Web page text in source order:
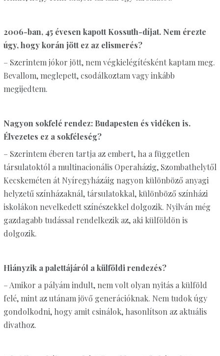
2006-ban, 45 évesen kapott Kossuth-díjat. Nem érezte
úgy, hogy korán jött ez az elismerés?
– Szerintem jókor jött, nem végkielégítésként kaptam meg.
Bevallom, meglepett, csodálkoztam vagy inkább
megijedtem.
Nagyon sokfelé rendez: Budapesten és vidéken is.
Élvezetes ez a sokféleség?
– Szerintem éberen tartja az embert, ha a független
társulatoktól a multinacionális Operaházig, Szombathelytől
Kecskeméten át Nyíregyházáig nagyon különböző anyagi
helyzetű színházaknál, társulatokkal, különböző színházi
iskolákon nevelkedett színészekkel dolgozik. Nyilván még
gazdagabb tudással rendelkezik az, aki külföldön is
dolgozik.
Hiányzik a palettájáról a külföldi rendezés?
– Amikor a pályám indult, nem volt olyan nyitás a külföld
felé, mint az utánam jövő generációknak. Nem tudok úgy
gondolkodni, hogy amit csinálok, hasonlítson az aktuális
divathoz.